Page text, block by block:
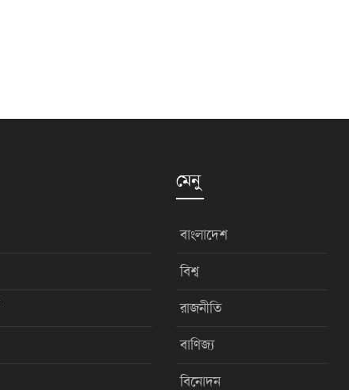
মেনু
বাংলাদেশ
বিশ্ব
রাজনীতি
বাণিজ্য
বিনোদন